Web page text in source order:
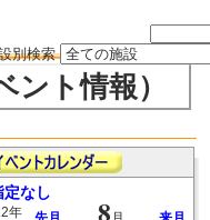
別検索
ト情報）
定なし
年